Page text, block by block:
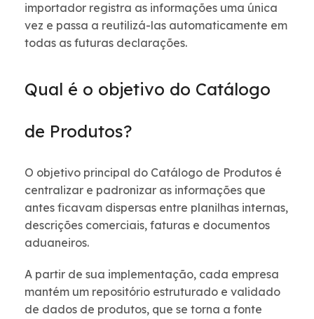
importador registra as informações uma única
vez e passa a reutilizá-las automaticamente em
todas as futuras declarações.
Qual é o objetivo do Catálogo
de Produtos?
O objetivo principal do Catálogo de Produtos é
centralizar e padronizar as informações que
antes ficavam dispersas entre planilhas internas,
descrições comerciais, faturas e documentos
aduaneiros.
A partir de sua implementação, cada empresa
mantém um repositório estruturado e validado
de dados de produtos, que se torna a fonte